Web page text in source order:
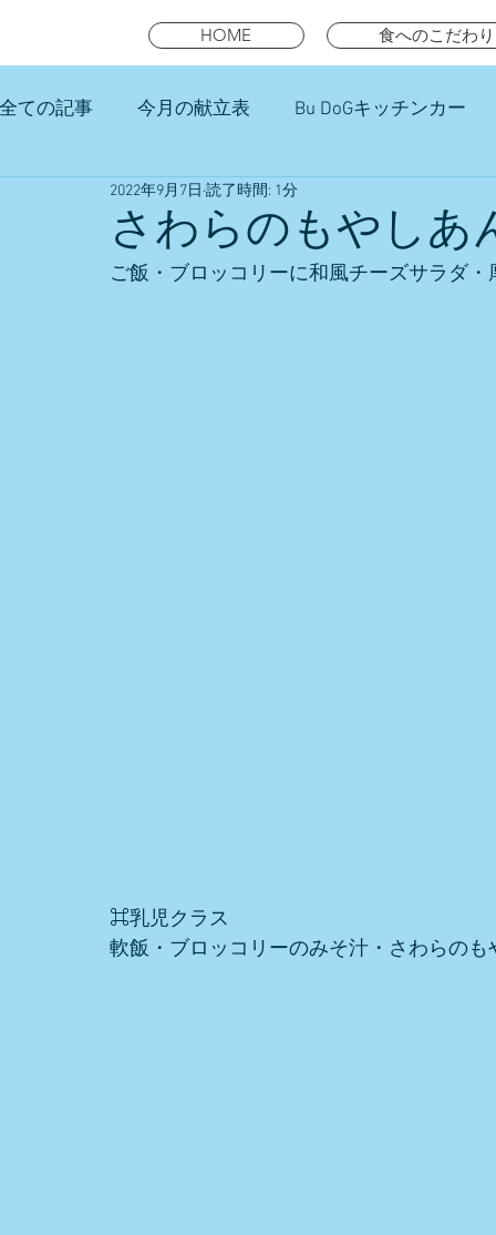
HOME 食へのこだわり
全ての記事 今月の献立表 Bu DoGキッチンカー
未就園児スマイルキッズランチ
さわらのもやしあ
2022年9月7日 読了時間: 1分
ご飯・ブロッコリーに和風チーズサラダ・
⌘乳児クラス
軟飯・ブロッコリーのみそ汁・さわらの